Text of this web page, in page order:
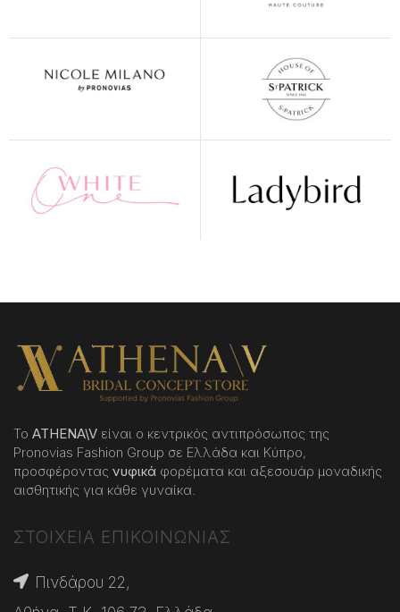
Το ATHENA\V είναι ο κεντρικός αντιπρόσωπος της
Pronovias Fashion Group σε Ελλάδα και Κύπρο,
προσφέροντας νυφικά φορέματα και αξεσουάρ μοναδικής
αισθητικής για κάθε γυναίκα.
ΣΤΟΙΧΕΙΑ ΕΠΙΚΟΙΝΩΝΙΑΣ
Πινδάρου 22,